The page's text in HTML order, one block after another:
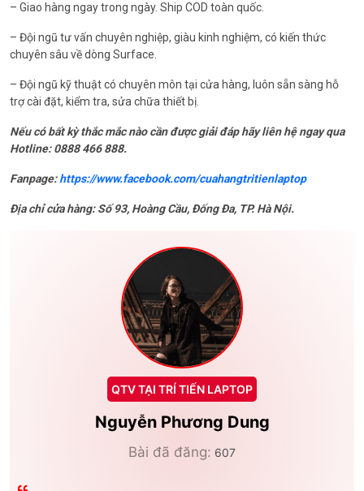
– Giao hàng ngay trong ngày. Ship COD toàn quốc.
– Đội ngũ tư vấn chuyên nghiệp, giàu kinh nghiệm, có kiến ​​thức
chuyên sâu về dòng Surface.
– Đội ngũ kỹ thuật có chuyên môn tại cửa hàng, luôn sẵn sàng hỗ
trợ cài đặt, kiểm tra, sửa chữa thiết bị.
Nếu có bất kỳ thắc mắc nào cần được giải đáp hãy liên hệ ngay qua
Hotline: 0888 466 888.
Fanpage:https://www.facebook.com/cuahangtritienlaptop
Địa chỉ cửa hàng: Số 93, Hoàng Cầu, Đống Đa, TP. Hà Nội.
QTV TẠI TRÍ TIẾN LAPTOP
Nguyễn Phương Dung
Bài đã đăng: 607